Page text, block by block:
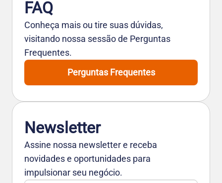
FAQ
Conheça mais ou tire suas dúvidas,
visitando nossa sessão de Perguntas
Frequentes.
Perguntas Frequentes
Newsletter
Assine nossa newsletter e receba
novidades e oportunidades para
impulsionar seu negócio.